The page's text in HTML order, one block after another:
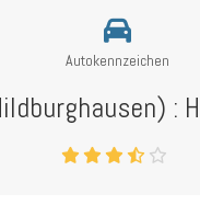
Autokennzeichen
: